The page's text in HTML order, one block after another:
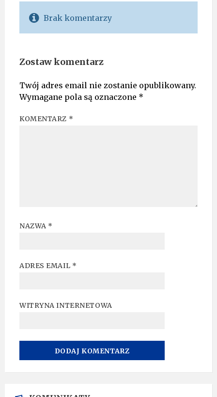
Brak komentarzy
Zostaw komentarz
Twój adres email nie zostanie opublikowany.
Wymagane pola są oznaczone *
KOMENTARZ *
NAZWA *
ADRES EMAIL *
WITRYNA INTERNETOWA
T